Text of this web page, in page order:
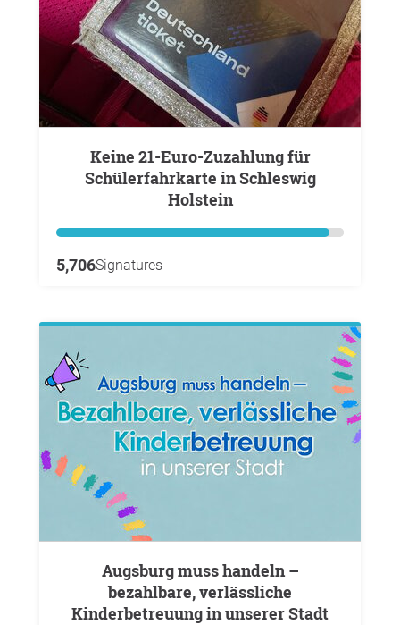
Keine 21-Euro-Zuzahlung für
Schülerfahrkarte in Schleswig
Holstein
5,706Signatures
Augsburg muss handeln –
bezahlbare, verlässliche
Kinderbetreuung in unserer Stadt